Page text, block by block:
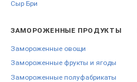
Сыр Бри
ЗАМОРОЖЕННЫЕ ПРОДУКТЫ
Замороженные овощи
Замороженные фрукты и ягоды
Замороженные полуфабрикаты